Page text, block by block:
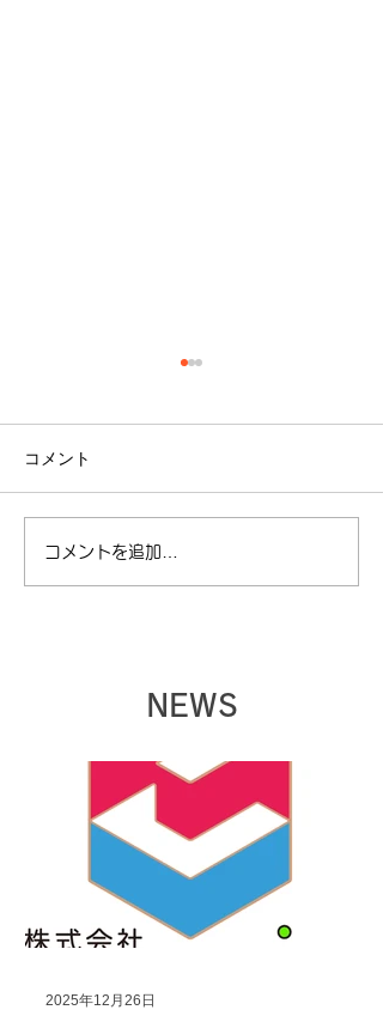
【夏季休暇に関してのお
知らせ】
コメント
コメントを追加…
NEWS
2025年12月26日